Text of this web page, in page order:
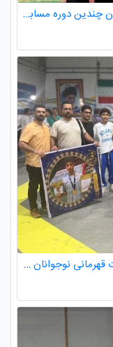
ارتقای کمربند دان ۳ صدرا سلطانخواه قهرمان چندین دوره مسابقات استانی و کشوری در رده سنی خردسالان و نونهالان
قهرمانی نوجوانان باشگاه طلایی در مسابقات قهرمانی نوجوانان تکواندو استان گیلان